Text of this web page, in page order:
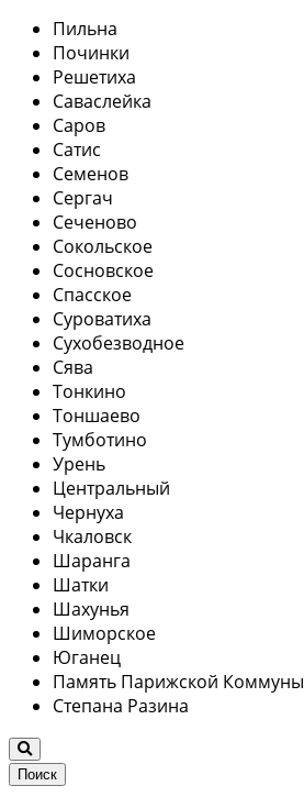
Пильна
Починки
Решетиха
Саваслейка
Саров
Сатис
Семенов
Сергач
Сеченово
Сокольское
Сосновское
Спасское
Суроватиха
Сухобезводное
Сява
Тонкино
Тоншаево
Тумботино
Урень
Центральный
Чернуха
Чкаловск
Шаранга
Шатки
Шахунья
Шиморское
Юганец
Память Парижской Коммуны
Степана Разина
Поиск